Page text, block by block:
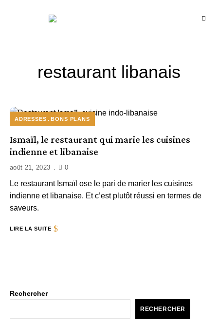
restaurant libanais
ADRESSES BONS PLANS
Ismaïl, le restaurant qui marie les cuisines
indienne et libanaise
août 21, 2023 0
Le restaurant Ismaïl ose le pari de marier les cuisines
indienne et libanaise. Et c’est plutôt réussi en termes de
saveurs.
LIRE LA SUITE
Rechercher
RECHERCHER